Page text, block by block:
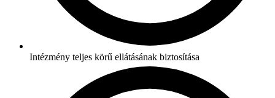
Intézmény teljes körű ellátásának biztosítása